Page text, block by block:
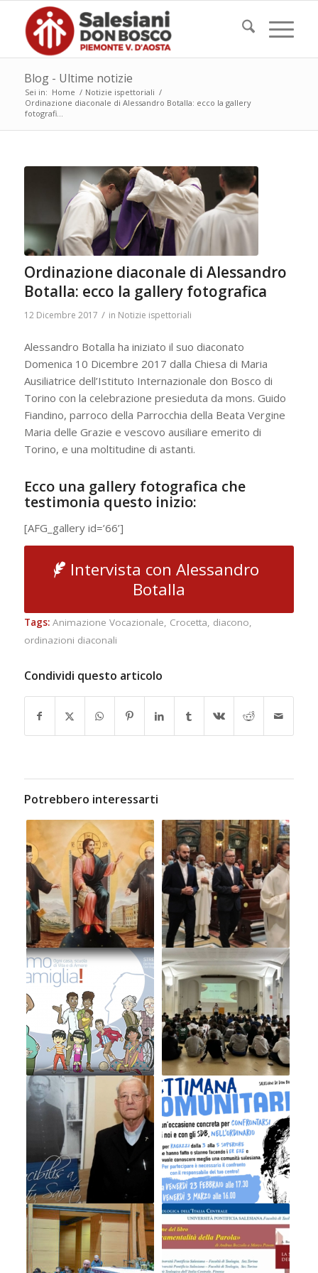
Blog - Ultime notizie
Sei in: Home / Notizie ispettoriali /
Ordinazione diaconale di Alessandro Botalla: ecco la gallery
fotografi...
Ordinazione diaconale di Alessandro
Botalla: ecco la gallery fotografica
12 Dicembre 2017 / in Notizie ispettoriali
Alessandro Botalla ha iniziato il suo diaconato
Domenica 10 Dicembre 2017 dalla Chiesa di Maria
Ausiliatrice dell’Istituto Internazionale don Bosco di
Torino con la celebrazione presieduta da mons. Guido
Fiandino, parroco della Parrocchia della Beata Vergine
Maria delle Grazie e vescovo ausiliare emerito di
Torino, e una moltitudine di astanti.
Ecco una gallery fotografica che
testimonia questo inizio:
[AFG_gallery id=’66’]
Intervista con Alessandro
Botalla
Tags: Animazione Vocazionale, Crocetta, diacono,
ordinazioni diaconali
Condividi questo articolo
Potrebbero interessarti